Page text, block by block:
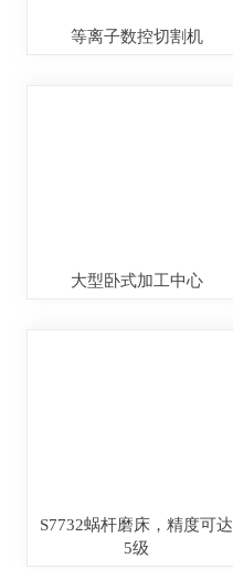
等离子数控切割机
大型卧式加工中心
S7732蜗杆磨床，精度可达
5级